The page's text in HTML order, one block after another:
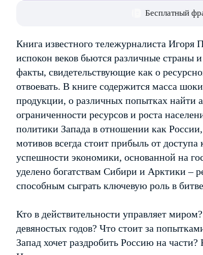
Бесплатный
Книга известного тележурналиста Игоря
испокон веков бьются различные страны
факты, свидетельствующие как о
отвоевать. В книге содержится масса
продукции, о различных попытках найти
ограниченности ресурсов и роста
политики Запада в отношении как
мотивов всегда стоит прибыль от
успешности экономики, основанной на
уделено богатствам Сибири и Арктики –
способным сыграть ключевую роль в
Кто в действительности управляет
девяностых годов? Что стоит за
Запад хочет раздробить Россию на части?